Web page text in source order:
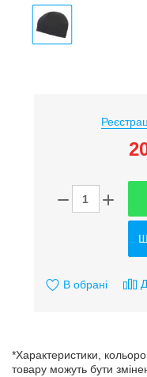
В обрані
*Характеристики,
товару можуть бути